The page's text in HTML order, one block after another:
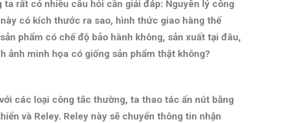
ta rất có nhiều câu hỏi cần giải đáp: Nguyên lý công
có kích thước ra sao, hình thức giao hàng thế
phẩm có chế độ bảo hành không, sản xuất tại đâu,
ảnh minh họa có giống sản phẩm thật không?
các loại công tắc thường, ta thao tác ấn nút bằng
và Reley. Reley này sẽ chuyển thông tin nhận